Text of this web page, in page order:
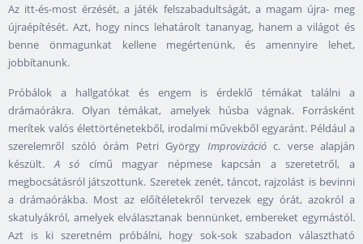
Az itt-és-most érzését, a játék felszabadultságát, a magam újra- meg
újraépítését. Azt, hogy nincs lehatárolt tananyag, hanem a világot és
benne önmagunkat kellene megértenünk, és amennyire lehet,
jobbítanunk.
Próbálok a hallgatókat és engem is érdeklő témákat találni a
drámaórákra. Olyan témákat, amelyek húsba vágnak. Forrásként
merítek valós élettörténetekből, irodalmi művekből egyaránt. Például a
szerelemről szóló órám Petri György Improvizációc. verse alapján
készült.A só című magyar népmese kapcsán a szeretetről, a
megbocsátásról játszottunk. Szeretek zenét, táncot, rajzolást is bevinni
a drámaórákba. Most az előítéletekről tervezek egy órát, azokról a
skatulyákról, amelyek elválasztanak bennünket, embereket egymástól.
Azt is ki szeretném próbálni, hogy sok-sok szabadon választható